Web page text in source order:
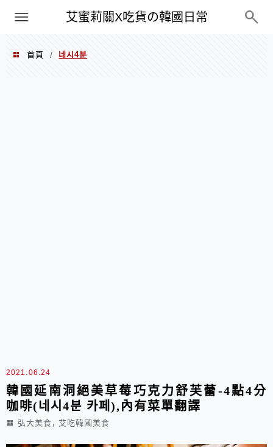
艾蜜莉關X吃貨の韓國日常
PXN
首頁 / 네시4분
2021.06.24
韓國延南洞絕美草莓巧克力舒芙蕾-4點4分
咖啡(네시4분 카페),內有菜單翻譯
弘大美食 , 艾吃韓國美食